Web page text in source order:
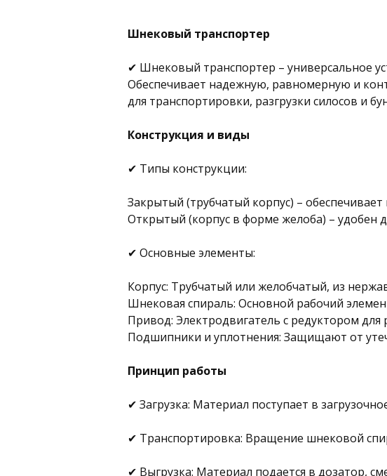
Шнековый транспортер
✔ Шнековый транспортер – универсальное
Обеспечивает надежную, равномерную и
для транспортировки, разгрузки силосов и
Конструкция и виды
✔ Типы конструкции:
Закрытый (трубчатый корпус) –
Открытый (корпус в форме желоба) – удобен
✔ Основные элементы:
Корпус: Трубчатый или желобчатый, из
Шнековая спираль: Основной рабочий
Привод: Электродвигатель с редуктором
Подшипники и уплотнения: Защищают от
Принцип работы
✔ Загрузка: Материал поступает в
✔ Транспортировка: Вращение шнековой
✔ Выгрузка: Материал подается в дозатор,